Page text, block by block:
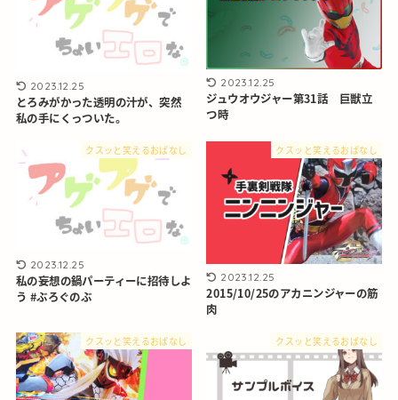
2023.12.25
とろみがかった透明の汁が、突然
私の手にくっついた。
2023.12.25
ジュウオウジャー第31話 巨獣立
つ時
クスッと笑えるおぱなし
2023.12.25
私の妄想の鍋パーティーに招待しよ
う #ぶろぐのぶ
クスッと笑えるおぱなし
2023.12.25
2015/10/25のアカニンジャーの筋
肉
クスッと笑えるおぱなし クスッと笑えるおぱなし